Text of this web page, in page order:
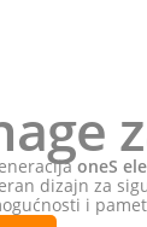
oneS
dizajn za
i